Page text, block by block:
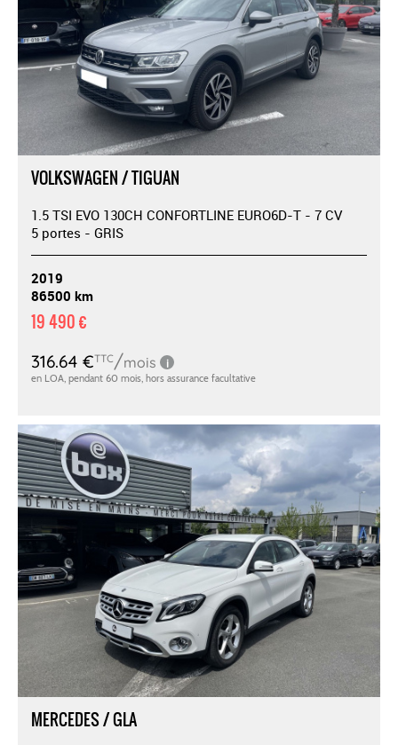
VOLKSWAGEN / TIGUAN
1.5 TSI EVO 130CH CONFORTLINE EURO6D-T - 7 CV
5 portes - GRIS
2019
86500 km
19 490 €
MERCEDES / GLA